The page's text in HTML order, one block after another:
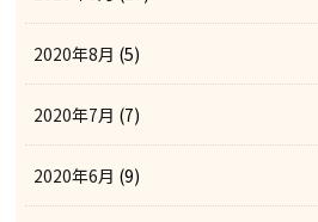
2020年8月 (5)
2020年7月 (7)
2020年6月 (9)